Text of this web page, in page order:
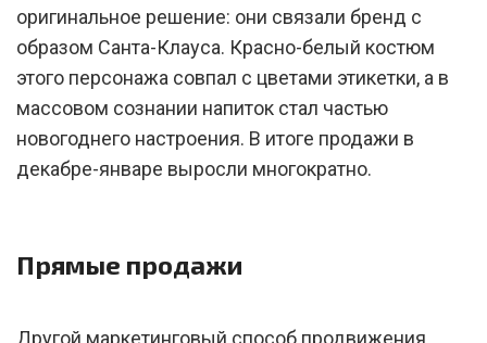
оригинальное решение: они связали бренд с
образом Санта-Клауса. Красно-белый костюм
этого персонажа совпал с цветами этикетки, а в
массовом сознании напиток стал частью
новогоднего настроения. В итоге продажи в
декабре-январе выросли многократно.
Прямые продажи
Другой маркетинговый способ продвижения